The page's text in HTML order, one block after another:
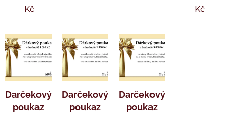
Kč
Kč
Darčekový
poukaz
Darčekový
poukaz
Darčekový
poukaz